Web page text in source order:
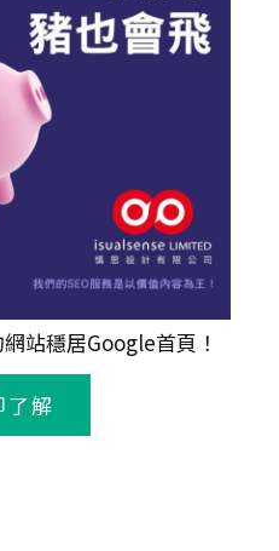
站穩居Google首頁！
了解